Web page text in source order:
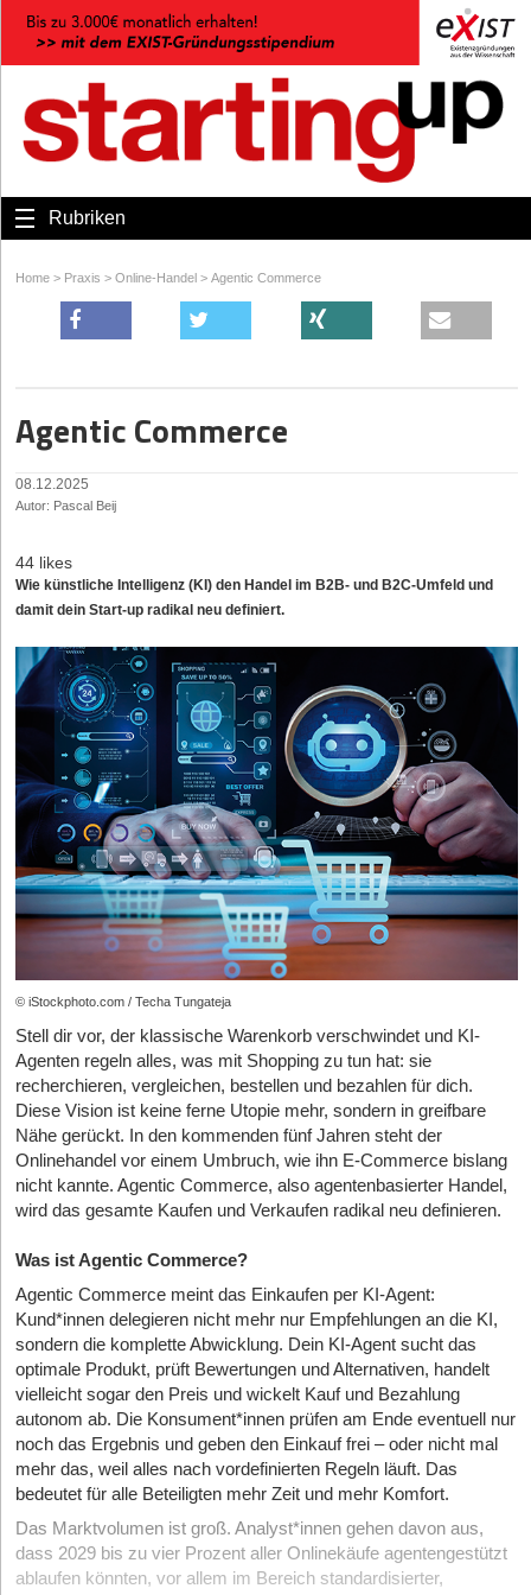
Rubriken
Home > Praxis > Online-Handel > Agentic Commerce
Agentic Commerce
08.12.2025
Autor: Pascal Beij
44 likes
Wie künstliche Intelligenz (KI) den Handel im B2B- und B2C-Umfeld und
damit dein Start-up radikal neu definiert.
© iStockphoto.com / Techa Tungateja
Stell dir vor, der klassische Warenkorb verschwindet und KI-
Agenten regeln alles, was mit Shopping zu tun hat: sie
recherchieren, vergleichen, bestellen und bezahlen für dich.
Diese Vision ist keine ferne Utopie mehr, sondern in greifbare
Nähe gerückt. In den kommenden fünf Jahren steht der
Onlinehandel vor einem Umbruch, wie ihn E-Commerce bislang
nicht kannte. Agentic Commerce, also agentenbasierter Handel,
wird das gesamte Kaufen und Verkaufen radikal neu definieren.
Was ist Agentic Commerce?
Agentic Commerce meint das Einkaufen per KI-Agent:
Kund*innen delegieren nicht mehr nur Empfehlungen an die KI,
sondern die komplette Abwicklung. Dein KI-Agent sucht das
optimale Produkt, prüft Bewertungen und Alternativen, handelt
vielleicht sogar den Preis und wickelt Kauf und Bezahlung
autonom ab. Die Konsument*innen prüfen am Ende eventuell nur
noch das Ergebnis und geben den Einkauf frei – oder nicht mal
mehr das, weil alles nach vordefinierten Regeln läuft. Das
bedeutet für alle Beteiligten mehr Zeit und mehr Komfort.
Das Marktvolumen ist groß. Analyst*innen gehen davon aus,
dass 2029 bis zu vier Prozent aller Onlinekäufe agentengestützt
ablaufen könnten, vor allem im Bereich standardisierter,